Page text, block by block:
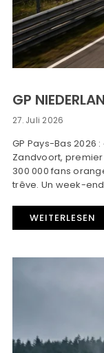
GP
27. Juli 2026
GP Pays-Bas 2026
Zandvoort,
300 000 fans
trêve. Un week-
WEITERLESEN